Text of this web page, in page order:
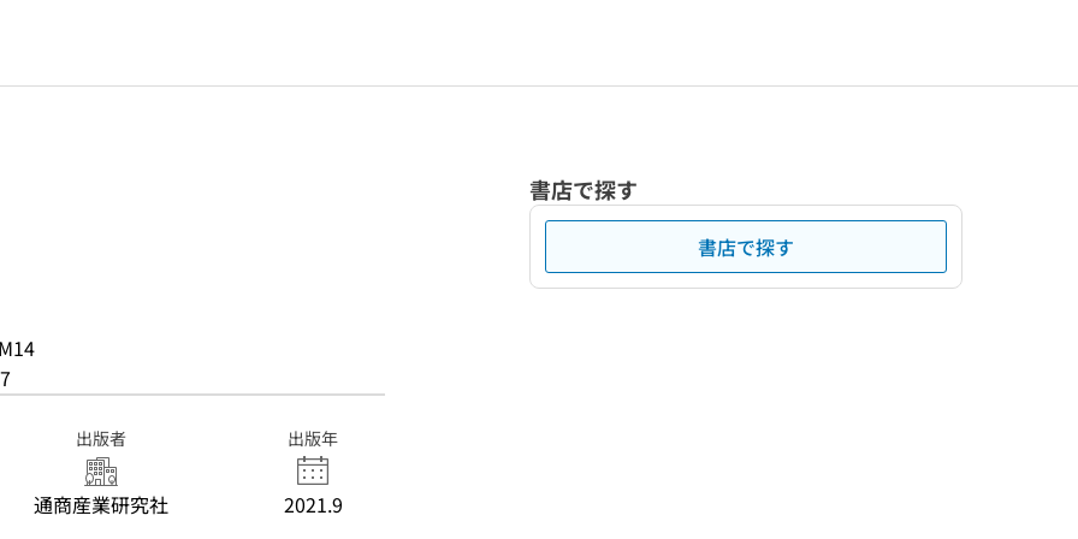
出版者
通商産業研究社
出版年
2021.9
書店で探す
書店で探す